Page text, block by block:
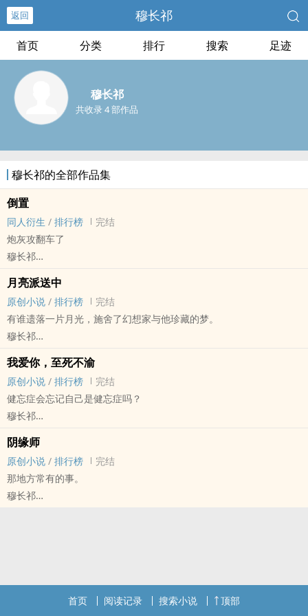
返回 穆长祁
首页 分类 排行 搜索 足迹
穆长祁
共收录 4 部作品
穆长祁的全部作品集
倒置
同人衍生 / 排行榜
完结
炮灰攻翻车了
穆长祁
炮灰手撕主角光环[快穿] by杨柳垂堤 - 徐若初×蒋思年 同人衍生 - BL
- 短篇 - 完结
HE - 强制爱 - 攻转受
攻受倒置，存在原炮灰攻变受的设定
人物来自原文“娱乐圈”篇章
（因为朋友追原小说但是想看小世界配角们不一样的结局，所以写了
月亮派送中
原创小说 / 排行榜
完结
有谁遗落一片月光，施舍了幻想家与他珍藏的梦。
穆长祁
现代 - OE - 轻松
繁星邮局服务手册：顾客需求至上，切记量力而行。
施月×屠越，1v1
（即兴产物没有逻辑，随意看啦）
我爱你，至死不渝
原创小说 / 排行榜
完结
健忘症会忘记自己是健忘症吗？
穆长祁
现代 - 第一人称 - 第六期征集
阴缘师
原创小说 / 排行榜
完结
那地方常有的事。
穆长祁
首页 阅读记录 搜索小说 顶部